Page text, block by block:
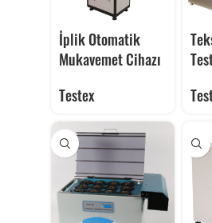
İplik Otomatik
Mukavemet Cihazı
Testex